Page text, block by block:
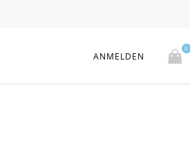
ANMELDEN
0